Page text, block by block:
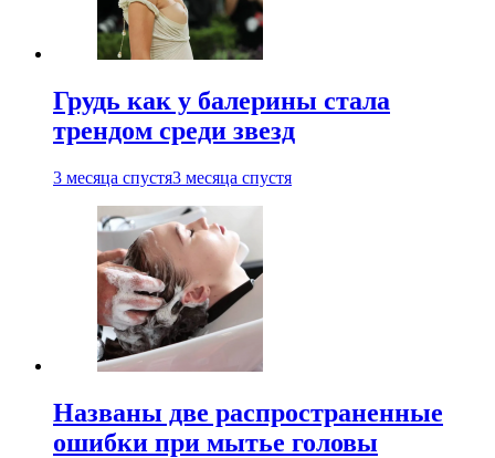
Грудь как у балерины стала
трендом среди звезд
3 месяца спустя3 месяца спустя
Названы две распространенные
ошибки при мытье головы